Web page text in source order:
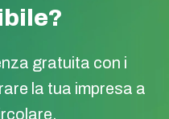
gratuita con i
la tua impresa a